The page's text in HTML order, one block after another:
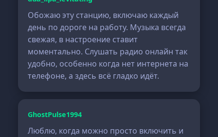
Обожаю эту станцию, включаю каждый
день по дороге на работу. Музыка всегда
свежая, в настроение ставит
моментально. Слушать радио онлайн так
удобно, особенно когда нет интернета на
телефоне, а здесь всё гладко идёт.
GhostPulse1994
Люблю, когда можно просто включить и